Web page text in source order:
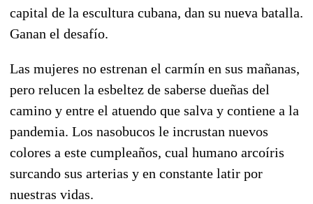
capital de la escultura cubana, dan su nueva batalla.
Ganan el desafío.
Las mujeres no estrenan el carmín en sus mañanas,
pero relucen la esbeltez de saberse dueñas del
camino y entre el atuendo que salva y contiene a la
pandemia. Los nasobucos le incrustan nuevos
colores a este cumpleaños, cual humano arcoíris
surcando sus arterias y en constante latir por
nuestras vidas.